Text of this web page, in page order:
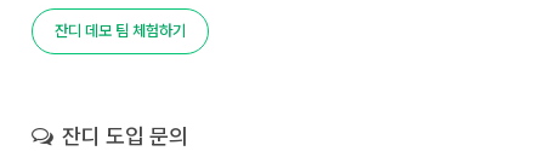
잔디 데모 팀 체험하기
잔디 도입 문의